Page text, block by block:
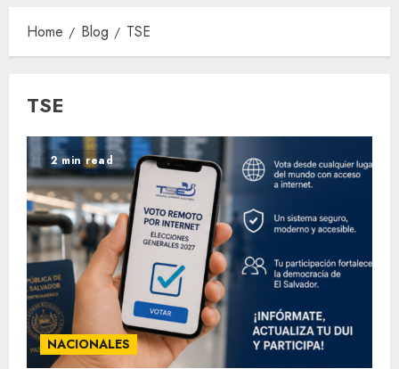
Home Blog TSE
TSE
2 min read
NACIONALES